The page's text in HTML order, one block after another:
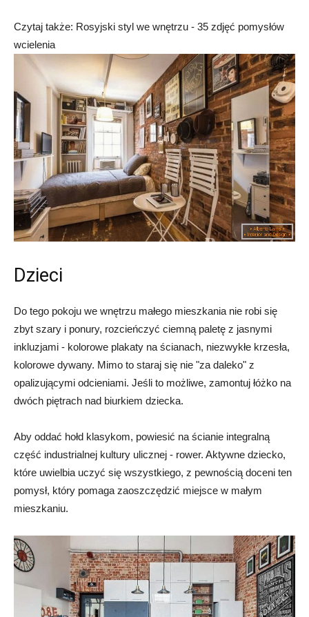
Czytaj także: Rosyjski styl we wnętrzu - 35 zdjęć pomysłów
wcielenia
Dzieci
Do tego pokoju we wnętrzu małego mieszkania nie robi się
zbyt szary i ponury, rozcieńczyć ciemną paletę z jasnymi
inkluzjami - kolorowe plakaty na ścianach, niezwykłe krzesła,
kolorowe dywany. Mimo to staraj się nie "za daleko" z
opalizującymi odcieniami. Jeśli to możliwe, zamontuj łóżko na
dwóch piętrach nad biurkiem dziecka.
Aby oddać hołd klasykom, powiesić na ścianie integralną
część industrialnej kultury ulicznej - rower. Aktywne dziecko,
które uwielbia uczyć się wszystkiego, z pewnością doceni ten
pomysł, który pomaga zaoszczędzić miejsce w małym
mieszkaniu.